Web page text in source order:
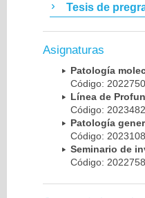
Tesis de
Asignaturas
Patología
Código:
Línea de
Código:
Patología
Código:
Seminario de
Código: